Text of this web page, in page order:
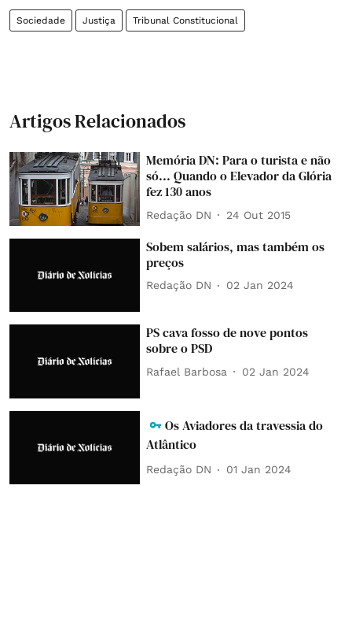
Sociedade Justiça Tribunal Constitucional
Artigos Relacionados
Memória DN: Para o turista e não
só... Quando o Elevador da Glória
fez 130 anos
Redação DN 24 Out 2015
Sobem salários, mas também os
preços
Redação DN 02 Jan 2024
PS cava fosso de nove pontos
sobre o PSD
Rafael Barbosa 02 Jan 2024
Os Aviadores da travessia do
Atlântico
Redação DN 01 Jan 2024